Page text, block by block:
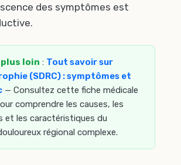
des symptômes est
loin : Tout savoir sur
(SDRC) : symptômes et
— Consultez cette fiche médicale
comprendre les causes, les
et les caractéristiques du
régional complexe.